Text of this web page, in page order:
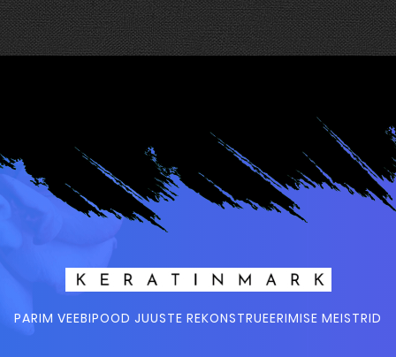
PARIM VEEBIPOOD JUUSTE REKONSTRUEERIMISE MEISTRID